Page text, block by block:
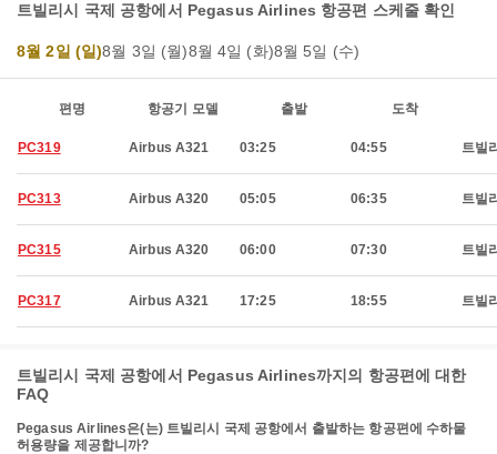
트빌리시 국제 공항에서 Pegasus Airlines 항공편 스케줄 확인
8월 2일 (일)8월 3일 (월)8월 4일 (화)8월 5일 (수)
편명 항공기 모델 출발 도착
PC319 Airbus A321 03:25 04:55 트빌
PC313 Airbus A320 05:05 06:35 트빌
PC315 Airbus A320 06:00 07:30 트빌
PC317 Airbus A321 17:25 18:55 트빌
트빌리시 국제 공항에서 Pegasus Airlines까지의 항공편에 대한
FAQ
Pegasus Airlines은(는) 트빌리시 국제 공항에서 출발하는 항공편에 수하물
허용량을 제공합니까?